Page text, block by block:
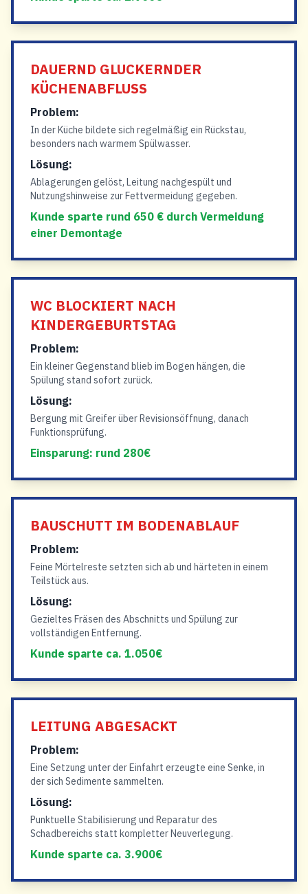
DAUERND GLUCKERNDER
KÜCHENABFLUSS
Problem:
In der Küche bildete sich regelmäßig ein Rückstau,
besonders nach warmem Spülwasser.
Lösung:
Ablagerungen gelöst, Leitung nachgespült und
Nutzungshinweise zur Fettvermeidung gegeben.
Kunde sparte rund 650 € durch Vermeidung
einer Demontage
WC BLOCKIERT NACH
KINDERGEBURTSTAG
Problem:
Ein kleiner Gegenstand blieb im Bogen hängen, die
Spülung stand sofort zurück.
Lösung:
Bergung mit Greifer über Revisionsöffnung, danach
Funktionsprüfung.
Einsparung: rund 280€
BAUSCHUTT IM BODENABLAUF
Problem:
Feine Mörtelreste setzten sich ab und härteten in einem
Teilstück aus.
Lösung:
Gezieltes Fräsen des Abschnitts und Spülung zur
vollständigen Entfernung.
Kunde sparte ca. 1.050€
LEITUNG ABGESACKT
Problem:
Eine Setzung unter der Einfahrt erzeugte eine Senke, in
der sich Sedimente sammelten.
Lösung:
Punktuelle Stabilisierung und Reparatur des
Schadbereichs statt kompletter Neuverlegung.
Kunde sparte ca. 3.900€